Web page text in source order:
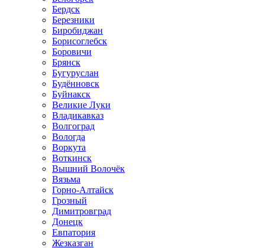
Бердск
Березники
Биробиджан
Борисоглебск
Боровичи
Брянск
Бугуруслан
Будённовск
Буйнакск
Великие Луки
Владикавказ
Волгоград
Вологда
Воркута
Воткинск
Вышний Волочёк
Вязьма
Горно-Алтайск
Грозный
Димитровград
Донецк
Евпатория
Жезказган